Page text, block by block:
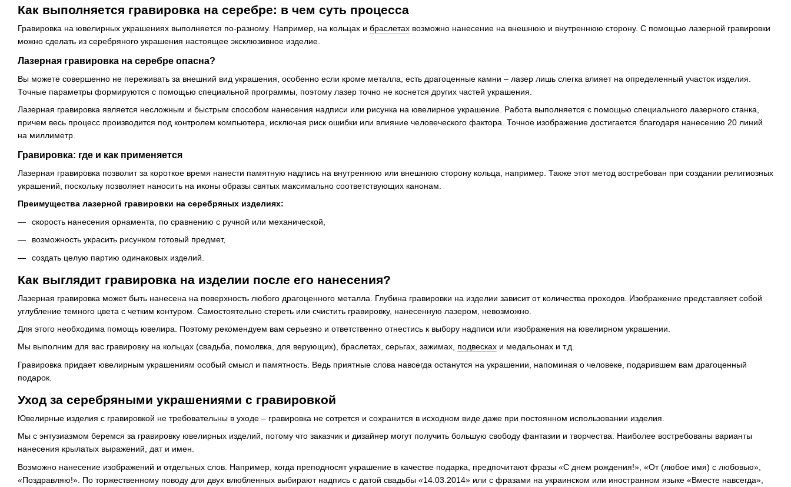
Как выполняется гравировка на серебре: в чем суть процесса
Гравировка на ювелирных украшениях выполняется по-разному. Например, на кольцах и браслетах возможно нанесение на внешнюю и внутреннюю сторону. С помощью лазерной гравировки
можно сделать из серебряного украшения настоящее эксклюзивное изделие.
Лазерная гравировка на серебре опасна?
Вы можете совершенно не переживать за внешний вид украшения, особенно если кроме металла, есть драгоценные камни – лазер лишь слегка влияет на определенный участок изделия.
Точные параметры формируются с помощью специальной программы, поэтому лазер точно не коснется других частей украшения.
Лазерная гравировка является несложным и быстрым способом нанесения надписи или рисунка на ювелирное украшение. Работа выполняется с помощью специального лазерного станка,
причем весь процесс производится под контролем компьютера, исключая риск ошибки или влияние человеческого фактора. Точное изображение достигается благодаря нанесению 20 линий
на миллиметр.
Гравировка: где и как применяется
Лазерная гравировка позволит за короткое время нанести памятную надпись на внутреннюю или внешнюю сторону кольца, например. Также этот метод востребован при создании религиозных
украшений, поскольку позволяет наносить на иконы образы святых максимально соответствующих канонам.
Преимущества лазерной гравировки на серебряных изделиях:
скорость нанесения орнамента, по сравнению с ручной или механической,
возможность украсить рисунком готовый предмет,
создать целую партию одинаковых изделий.
Как выглядит гравировка на изделии после его нанесения?
Лазерная гравировка может быть нанесена на поверхность любого драгоценного металла. Глубина гравировки на изделии зависит от количества проходов. Изображение представляет собой
углубление темного цвета с четким контуром. Самостоятельно стереть или счистить гравировку, нанесенную лазером, невозможно.
Для этого необходима помощь ювелира. Поэтому рекомендуем вам серьезно и ответственно отнестись к выбору надписи или изображения на ювелирном украшении.
Мы выполним для вас гравировку на кольцах (свадьба, помолвка, для верующих), браслетах, серьгах, зажимах, подвесках и медальонах и т.д.
Гравировка придает ювелирным украшениям особый смысл и памятность. Ведь приятные слова навсегда останутся на украшении, напоминая о человеке, подарившем вам драгоценный
подарок.
Уход за серебряными украшениями с гравировкой
Ювелирные изделия с гравировкой не требовательны в уходе – гравировка не сотрется и сохранится в исходном виде даже при постоянном использовании изделия.
Мы с энтузиазмом беремся за гравировку ювелирных изделий, потому что заказчик и дизайнер могут получить большую свободу фантазии и творчества. Наиболее востребованы варианты
нанесения крылатых выражений, дат и имен.
Возможно нанесение изображений и отдельных слов. Например, когда преподносят украшение в качестве подарка, предпочитают фразы «С днем ​​рождения!», «От (любое имя) с любовью»,
«Поздравляю!». По торжественному поводу для двух влюбленных выбирают надпись с датой свадьбы «14.03.2014» или с фразами на украинском или иностранном языке «Вместе навсегда»,